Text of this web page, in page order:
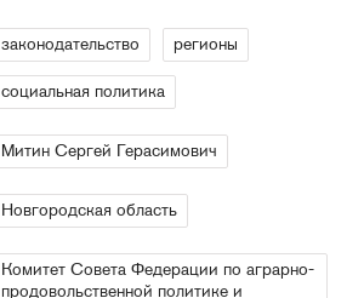
законодательство регионы
социальная политика
Митин Сергей Герасимович
Новгородская область
Комитет Совета Федерации по аграрно-
продовольственной политике и